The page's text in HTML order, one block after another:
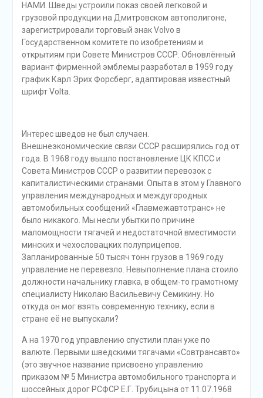
НАМИ. Шведы устроили показ своей легковой и
грузовой продукции на Дмитровском автополигоне,
зарегистрировали торговый знак Volvo в
Государственном комитете по изобретениям и
открытиям при Совете Министров СССР. Обновлённый
вариант фирменной эмблемы разработал в 1959 году
график Карл Эрих Форсберг, адаптировав известный
шрифт Volta.
Интерес шведов не был случаен.
Внешнеэкономические связи СССР расширялись год от
года. В 1968 году вышло постановление ЦК КПСС и
Совета Министров СССР о развитии перевозок с
капиталистическими странами. Опыта в этом у Главного
управления международных и междугородных
автомобильных сообщений «Главмежавтотранс» не
было никакого. Мы несли убытки по причине
маломощности тягачей и недостаточной вместимости
минских и чехословацких полуприцепов.
Запланированные 50 тысяч тонн грузов в 1969 году
управление не перевезло. Невыполнение плана стоило
должности начальнику главка, в общем-то грамотному
специалисту Николаю Васильевичу Семикину. Но
откуда он мог взять современную технику, если в
стране её не выпускали?
А на 1970 год управлению спустили план уже по
валюте. Первыми шведскими тягачами «Совтрансавто»
(это звучное название присвоено управлению
приказом № 5 Министра автомобильного транспорта и
шоссейных дорог РСФСР Е.Г. Трубицына от 11.07.1968